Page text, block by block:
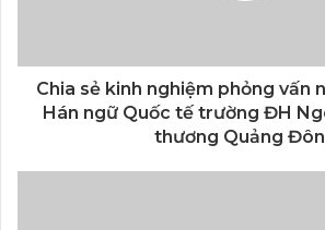
Chia sẻ kinh nghiệm phỏng vấn
Hán ngữ Quốc tế trường ĐH
thương Quảng